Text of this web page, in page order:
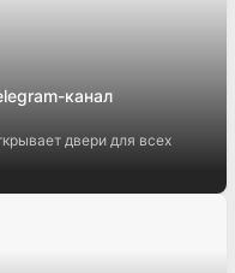
канал
двери для всех